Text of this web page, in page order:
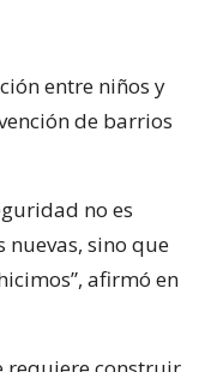
entre niños y
de barrios
no es
nuevas, sino que
afirmó en